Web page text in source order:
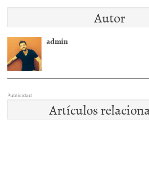
Autor
admin
Publicidad
Artículos